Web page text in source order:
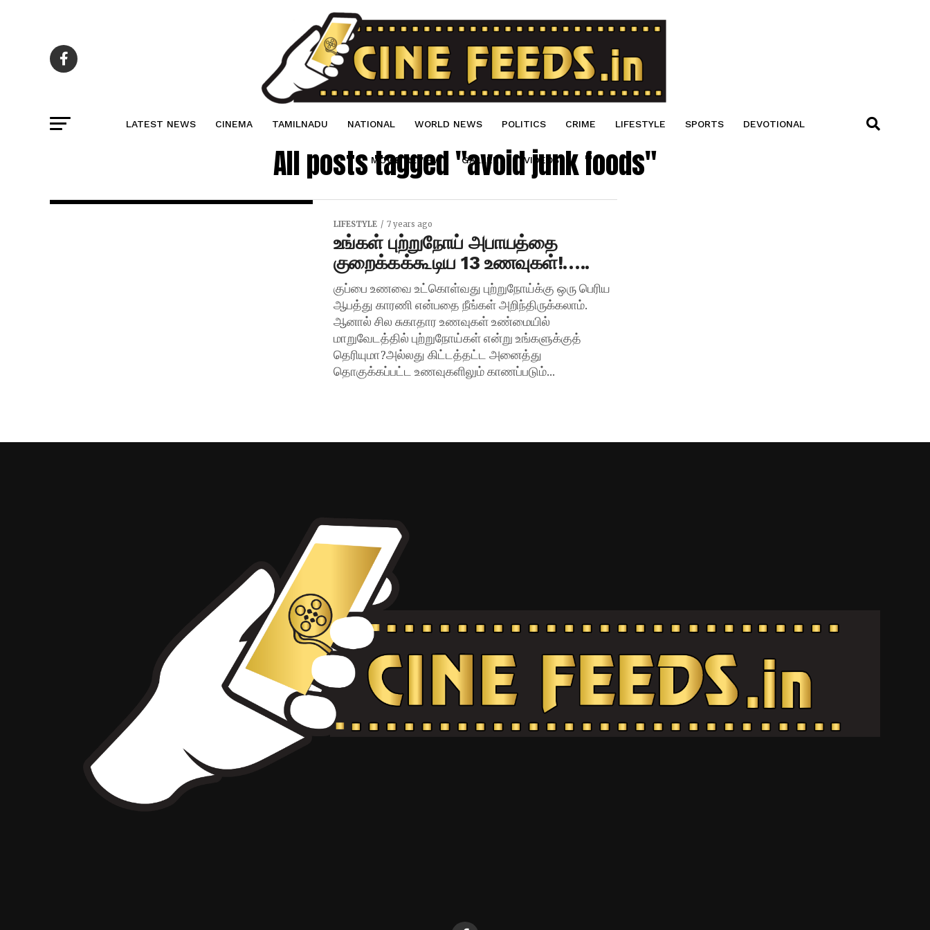
LATEST NEWS CINEMA TAMILNADU NATIONAL WORLD NEWS POLITICS CRIME LIFESTYLE SPORTS DEVOTIONAL
MOVIE REVIEW GALLERY VIDEOS
All posts tagged "avoid junk foods"
LIFESTYLE 7 years ago
உங்கள் புற்றுநோய் அபாயத்தை
குறைக்கக்கூடிய 13 உணவுகள்!…..
குப்பை உணவை உட்கொள்வது புற்றுநோய்க்கு ஒரு பெரிய
ஆபத்து காரணி என்பதை நீங்கள் அறிந்திருக்கலாம்.
ஆனால் சில சுகாதார உணவுகள் உண்மையில்
மாறுவேடத்தில் புற்றுநோய்கள் என்று உங்களுக்குத்
தெரியுமா?அல்லது கிட்டத்தட்ட அனைத்து
தொகுக்கப்பட்ட உணவுகளிலும் காணப்படும்...